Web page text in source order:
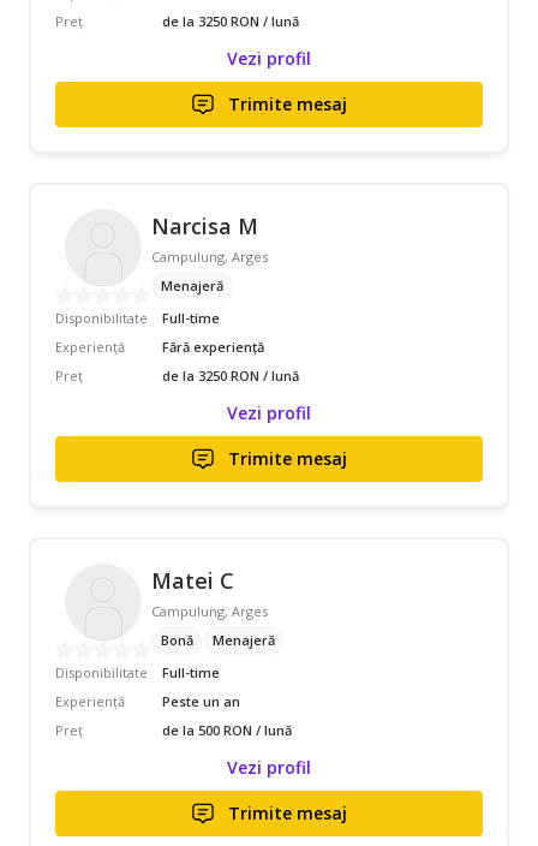
Preț
de la 3250 RON / lună
Vezi profil
Trimite mesaj
Narcisa M
Campulung, Arges
Menajeră
Disponibilitate
Full-time
Experiență
Fără experiență
Preț
de la 3250 RON / lună
Vezi profil
Trimite mesaj
Matei C
Campulung, Arges
Bonă
Menajeră
Disponibilitate
Full-time
Experiență
Peste un an
Preț
de la 500 RON / lună
Vezi profil
Trimite mesaj